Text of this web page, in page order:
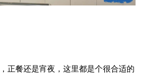
正餐还是宵夜，这里都是个很合适的